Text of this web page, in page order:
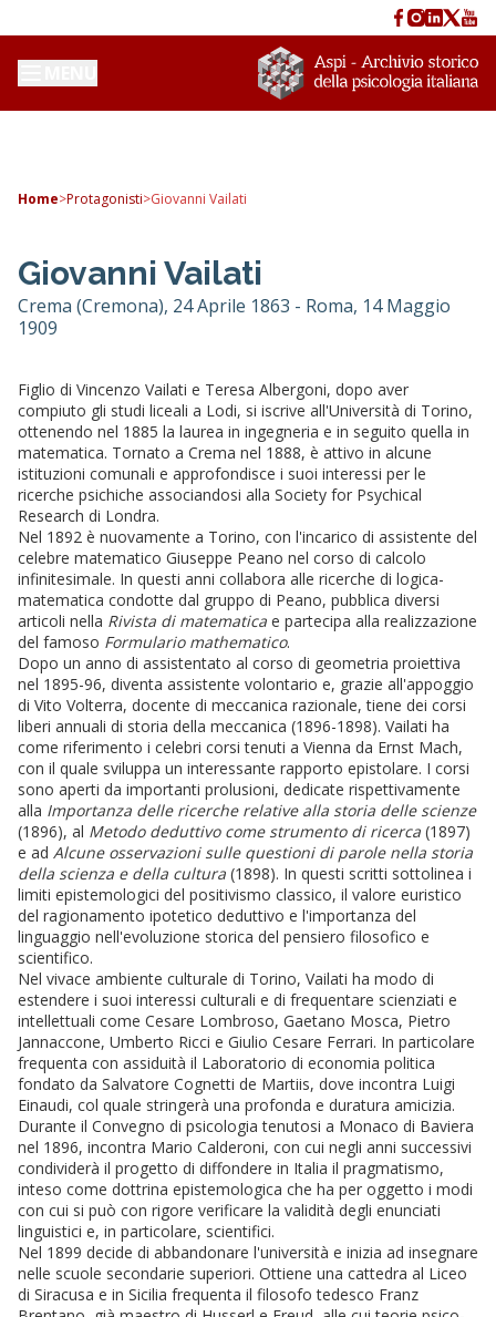
Home>Protagonisti>Giovanni Vailati
Giovanni Vailati
Crema (Cremona), 24 Aprile 1863 - Roma, 14 Maggio
1909
Figlio di Vincenzo Vailati e Teresa Albergoni, dopo aver
compiuto gli studi liceali a Lodi, si iscrive all'Università di Torino,
ottenendo nel 1885 la laurea in ingegneria e in seguito quella in
matematica. Tornato a Crema nel 1888, è attivo in alcune
istituzioni comunali e approfondisce i suoi interessi per le
ricerche psichiche associandosi alla Society for Psychical
Research di Londra.
Nel 1892 è nuovamente a Torino, con l'incarico di assistente del
celebre matematico Giuseppe Peano nel corso di calcolo
infinitesimale. In questi anni collabora alle ricerche di logica-
matematica condotte dal gruppo di Peano, pubblica diversi
articoli nella Rivista di matematica e partecipa alla realizzazione
del famoso Formulario mathematico.
Dopo un anno di assistentato al corso di geometria proiettiva
nel 1895-96, diventa assistente volontario e, grazie all'appoggio
di Vito Volterra, docente di meccanica razionale, tiene dei corsi
liberi annuali di storia della meccanica (1896-1898). Vailati ha
come riferimento i celebri corsi tenuti a Vienna da Ernst Mach,
con il quale sviluppa un interessante rapporto epistolare. I corsi
sono aperti da importanti prolusioni, dedicate rispettivamente
alla Importanza delle ricerche relative alla storia delle scienze
(1896), al Metodo deduttivo come strumento di ricerca (1897)
e ad Alcune osservazioni sulle questioni di parole nella storia
della scienza e della cultura (1898). In questi scritti sottolinea i
limiti epistemologici del positivismo classico, il valore euristico
del ragionamento ipotetico deduttivo e l'importanza del
linguaggio nell'evoluzione storica del pensiero filosofico e
scientifico.
Nel vivace ambiente culturale di Torino, Vailati ha modo di
estendere i suoi interessi culturali e di frequentare scienziati e
intellettuali come Cesare Lombroso, Gaetano Mosca, Pietro
Jannaccone, Umberto Ricci e Giulio Cesare Ferrari. In particolare
frequenta con assiduità il Laboratorio di economia politica
fondato da Salvatore Cognetti de Martiis, dove incontra Luigi
Einaudi, col quale stringerà una profonda e duratura amicizia.
Durante il Convegno di psicologia tenutosi a Monaco di Baviera
nel 1896, incontra Mario Calderoni, con cui negli anni successivi
condividerà il progetto di diffondere in Italia il pragmatismo,
inteso come dottrina epistemologica che ha per oggetto i modi
con cui si può con rigore verificare la validità degli enunciati
linguistici e, in particolare, scientifici.
Nel 1899 decide di abbandonare l'università e inizia ad insegnare
nelle scuole secondarie superiori. Ottiene una cattedra al Liceo
di Siracusa e in Sicilia frequenta il filosofo tedesco Franz